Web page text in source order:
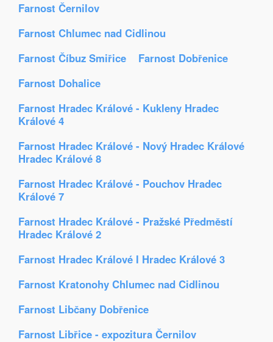
Farnost Černilov
Farnost Chlumec nad Cidlinou
Farnost Číbuz Smiřice
Farnost Dobřenice
Farnost Dohalice
Farnost Hradec Králové - Kukleny Hradec
Králové 4
Farnost Hradec Králové - Nový Hradec Králové
Hradec Králové 8
Farnost Hradec Králové - Pouchov Hradec
Králové 7
Farnost Hradec Králové - Pražské Předměstí
Hradec Králové 2
Farnost Hradec Králové I Hradec Králové 3
Farnost Kratonohy Chlumec nad Cidlinou
Farnost Libčany Dobřenice
Farnost Libřice - expozitura Černilov